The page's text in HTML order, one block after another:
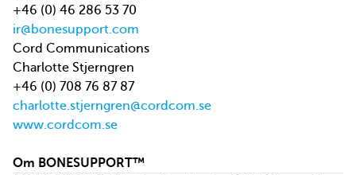
+46 (0) 46 286 53 70
ir@bonesupport.com
Cord Communications
Charlotte Stjerngren
+46 (0) 708 76 87 87
charlotte.stjerngren@cordcom.se
www.cordcom.se
Om BONESUPPORT™